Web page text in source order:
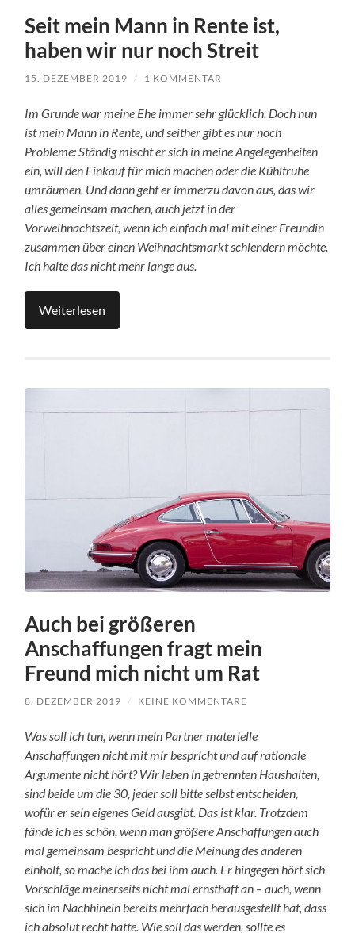
Seit mein Mann in Rente ist,
haben wir nur noch Streit
15. DEZEMBER 2019 / 1 KOMMENTAR
Im Grunde war meine Ehe immer sehr glücklich. Doch nun
ist mein Mann in Rente, und seither gibt es nur noch
Probleme: Ständig mischt er sich in meine Angelegenheiten
ein, will den Einkauf für mich machen oder die Kühltruhe
umräumen. Und dann geht er immerzu davon aus, das wir
alles gemeinsam machen, auch jetzt in der
Vorweihnachtszeit, wenn ich einfach mal mit einer Freundin
zusammen über einen Weihnachtsmarkt schlendern möchte.
Ich halte das nicht mehr lange aus.
Weiterlesen
Auch bei größeren
Anschaffungen fragt mein
Freund mich nicht um Rat
8. DEZEMBER 2019 / KEINE KOMMENTARE
Was soll ich tun, wenn mein Partner materielle
Anschaffungen nicht mit mir bespricht und auf rationale
Argumente nicht hört? Wir leben in getrennten Haushalten,
sind beide um die 30, jeder soll bitte selbst entscheiden,
wofür er sein eigenes Geld ausgibt. Das ist klar. Trotzdem
fände ich es schön, wenn man größere Anschaffungen auch
mal gemeinsam bespricht und die Meinung des anderen
einholt, so mache ich das bei ihm auch. Er hingegen hört sich
Vorschläge meinerseits nicht mal ernsthaft an – auch, wenn
sich im Nachhinein bereits mehrfach herausgestellt hat, dass
ich absolut recht hatte. Wie soll das werden, sollte es